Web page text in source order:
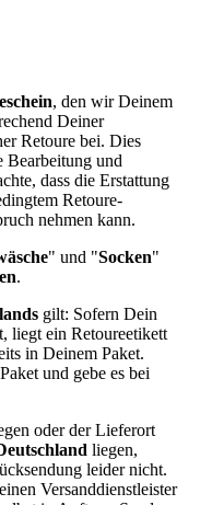
, den wir Deinem
Deiner
Retoure bei. Dies
Bearbeitung und
dass die Erstattung
Retoure-
nehmen kann.
" und "Socken"
.
gilt: Sofern Dein
liegt ein Retoureetikett
in Deinem Paket.
und gebe es bei
oder der Lieferort
liegen,
leider nicht.
Versanddienstleister